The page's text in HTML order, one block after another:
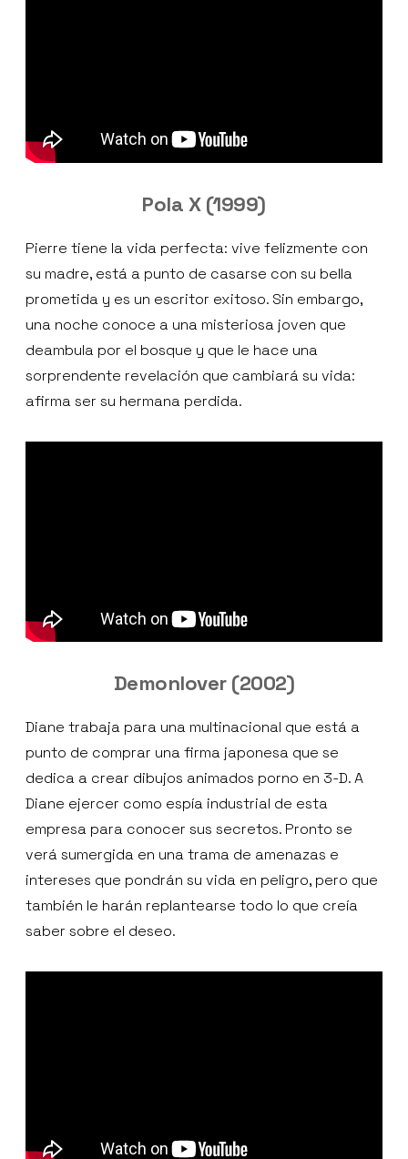
Pola X (1999)
Pierre tiene la vida perfecta: vive felizmente con
su madre, está a punto de casarse con su bella
prometida y es un escritor exitoso. Sin embargo,
una noche conoce a una misteriosa joven que
deambula por el bosque y que le hace una
sorprendente revelación que cambiará su vida:
afirma ser su hermana perdida.
Demonlover (2002)
Diane trabaja para una multinacional que está a
punto de comprar una firma japonesa que se
dedica a crear dibujos animados porno en 3-D. A
Diane ejercer como espía industrial de esta
empresa para conocer sus secretos. Pronto se
verá sumergida en una trama de amenazas e
intereses que pondrán su vida en peligro, pero que
también le harán replantearse todo lo que creía
saber sobre el deseo.